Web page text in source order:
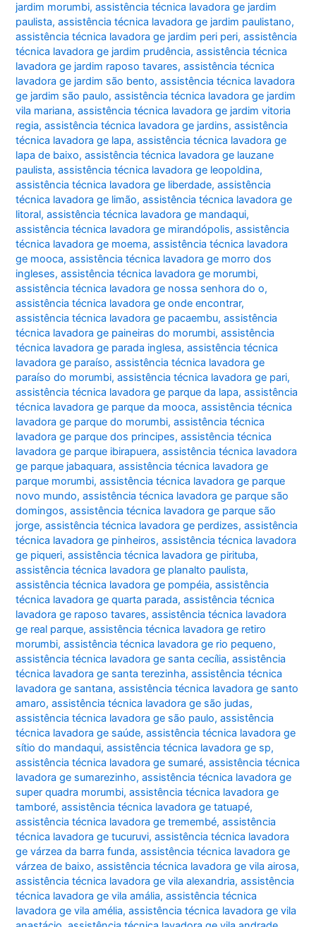
jardim morumbi,assistência técnica lavadora ge jardim
paulista,assistência técnica lavadora ge jardim paulistano,
assistência técnica lavadora ge jardim peri peri,assistência
técnica lavadora ge jardim prudência,assistência técnica
lavadora ge jardim raposo tavares,assistência técnica
lavadora ge jardim são bento,assistência técnica lavadora
ge jardim são paulo,assistência técnica lavadora ge jardim
vila mariana,assistência técnica lavadora ge jardim vitoria
regia,assistência técnica lavadora ge jardins,assistência
técnica lavadora ge lapa,assistência técnica lavadora ge
lapa de baixo,assistência técnica lavadora ge lauzane
paulista,assistência técnica lavadora ge leopoldina,
assistência técnica lavadora ge liberdade,assistência
técnica lavadora ge limão,assistência técnica lavadora ge
litoral,assistência técnica lavadora ge mandaqui,
assistência técnica lavadora ge mirandópolis,assistência
técnica lavadora ge moema,assistência técnica lavadora
ge mooca,assistência técnica lavadora ge morro dos
ingleses,assistência técnica lavadora ge morumbi,
assistência técnica lavadora ge nossa senhora do o,
assistência técnica lavadora ge onde encontrar,
assistência técnica lavadora ge pacaembu,assistência
técnica lavadora ge paineiras do morumbi,assistência
técnica lavadora ge parada inglesa,assistência técnica
lavadora ge paraíso,assistência técnica lavadora ge
paraíso do morumbi,assistência técnica lavadora ge pari,
assistência técnica lavadora ge parque da lapa,assistência
técnica lavadora ge parque da mooca,assistência técnica
lavadora ge parque do morumbi,assistência técnica
lavadora ge parque dos principes,assistência técnica
lavadora ge parque ibirapuera,assistência técnica lavadora
ge parque jabaquara,assistência técnica lavadora ge
parque morumbi,assistência técnica lavadora ge parque
novo mundo,assistência técnica lavadora ge parque são
domingos,assistência técnica lavadora ge parque são
jorge,assistência técnica lavadora ge perdizes,assistência
técnica lavadora ge pinheiros,assistência técnica lavadora
ge piqueri,assistência técnica lavadora ge pirituba,
assistência técnica lavadora ge planalto paulista,
assistência técnica lavadora ge pompéia,assistência
técnica lavadora ge quarta parada,assistência técnica
lavadora ge raposo tavares,assistência técnica lavadora
ge real parque,assistência técnica lavadora ge retiro
morumbi,assistência técnica lavadora ge rio pequeno,
assistência técnica lavadora ge santa cecília,assistência
técnica lavadora ge santa terezinha,assistência técnica
lavadora ge santana,assistência técnica lavadora ge santo
amaro,assistência técnica lavadora ge são judas,
assistência técnica lavadora ge são paulo,assistência
técnica lavadora ge saúde,assistência técnica lavadora ge
sítio do mandaqui,assistência técnica lavadora ge sp,
assistência técnica lavadora ge sumaré,assistência técnica
lavadora ge sumarezinho,assistência técnica lavadora ge
super quadra morumbi,assistência técnica lavadora ge
tamboré,assistência técnica lavadora ge tatuapé,
assistência técnica lavadora ge tremembé,assistência
técnica lavadora ge tucuruvi,assistência técnica lavadora
ge várzea da barra funda,assistência técnica lavadora ge
várzea de baixo,assistência técnica lavadora ge vila airosa,
assistência técnica lavadora ge vila alexandria,assistência
técnica lavadora ge vila amália,assistência técnica
lavadora ge vila amélia,assistência técnica lavadora ge vila